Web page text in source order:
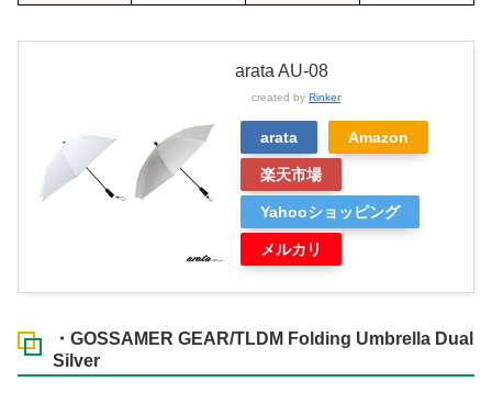
arata AU-08
created by Rinker
arata Amazon
楽天市場
Yahooショッピング
メルカリ
・GOSSAMER GEAR/TLDM Folding Umbrella Dual
Silver